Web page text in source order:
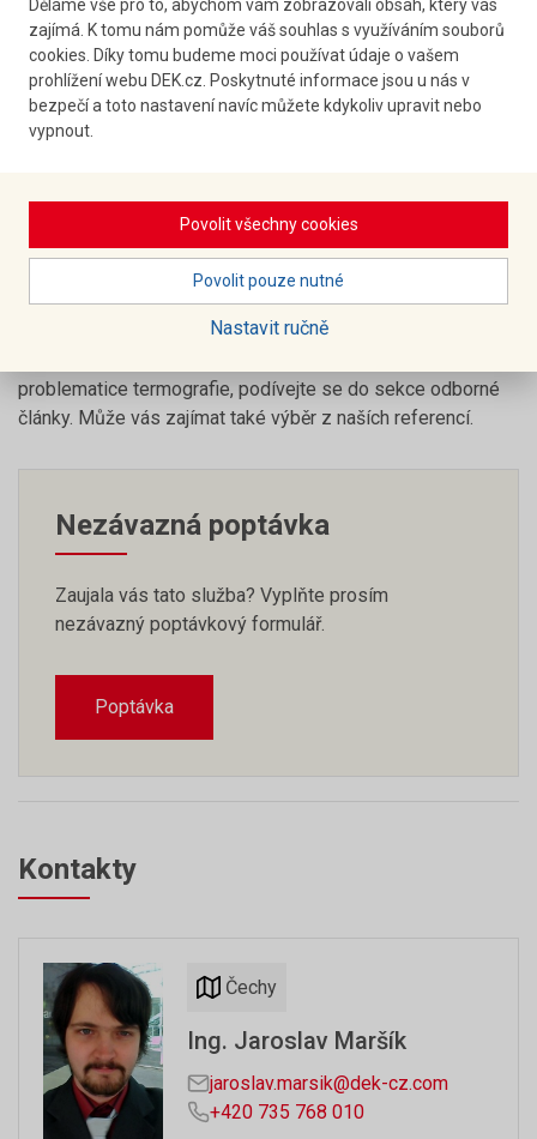
z měření jsou vyhotoveny protokoly, které lze použít
jako podklad pro odborné nebo znalecké posudky
Měření provádíme nejen u prostorů s klasickým tepelným
obráceným tepelným tokem jako jsou chladírny a mrazírny.
Dále provádíme měření průmyslových zařízení
(produktovody, stroje).
Pokud nevíte, který typ měření je pro Vás vhodný, přečtěte
problematice termografie, podívejte se do sekce odborné
články. Může vás zajímat také výběr z naších referencí.
Nezávazná poptávka
Zaujala vás tato služba? Vyplňte prosím
nezávazný poptávkový formulář.
Poptávka
Kontakty
Čechy
Ing. Jaroslav Maršík
jaroslav.marsik@dek-cz.com
+420 735 768 010
Děláme vše pro to, abychom vám zobrazovali obsah, který vás
zajímá. K tomu nám pomůže váš souhlas s využíváním souborů
cookies. Díky tomu budeme moci používat údaje o vašem
prohlížení webu DEK.cz. Poskytnuté informace jsou u nás v
bezpečí a toto nastavení navíc můžete kdykoliv upravit nebo
vypnout.
Povolit všechny cookies
Povolit pouze nutné
Nastavit ručně